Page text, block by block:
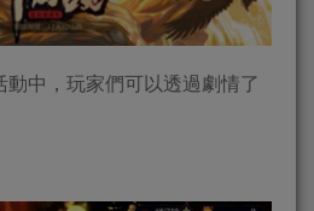
動中，玩家們可以透過劇情了